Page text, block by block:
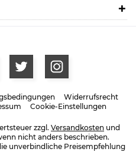
Widerrufsrecht
Cookie-Einstellungen
zzgl. Versandkosten und
nicht anders beschrieben.
unverbindliche Preisempfehlung